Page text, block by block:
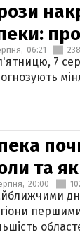
06:21
7
та
20:00